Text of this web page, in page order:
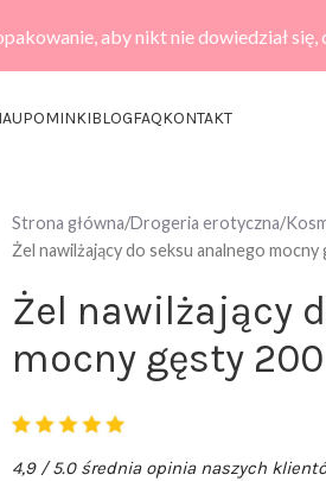
aby nikt nie dowiedział się,
UPOMINKIBLOGFAQKONTAKT
Strona główna Drogeria erotyczna
Żel nawilżający do seksu analnego mocny
Żel nawilżający
mocny gęsty
4,9 / 5.0 średnia opinia naszych